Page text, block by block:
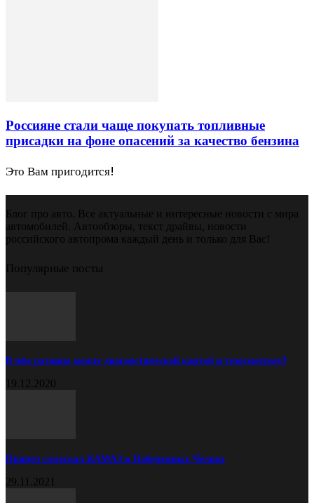
Россияне стали чаще покупать топливные
присадки на фоне опасений за качество бензина
Это Вам пригодится!
Блог про авто. Все актуальные и интересные новости с мира
автомобилей. Автообзоры, текст драйвы, новости
российского автопрома каждый день и только для Вас!
Популярные посты
В чём разница между диагностической картой и техосмотром?
19.12.2020
Прицеп самосвал КАМАЗ в Набережных Челнах
29.11.2021